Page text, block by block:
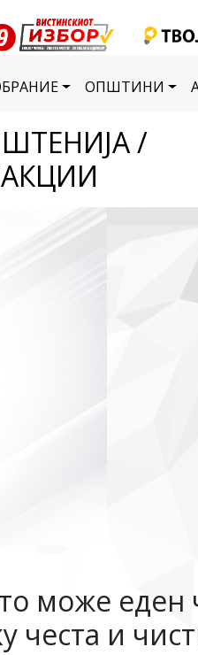
ОПШТИНИ
/
може еден
честа и